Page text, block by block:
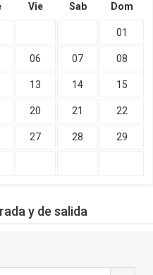
Vie Sab Dom
01
06 07 08
13 14 15
20 21 22
27 28 29
y de salida